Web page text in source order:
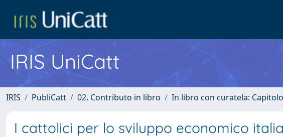
IRIS UniCatt
IRIS PubliCatt 02. Contributo in libro In libro con curatela:
I cattolici per lo sviluppo economico